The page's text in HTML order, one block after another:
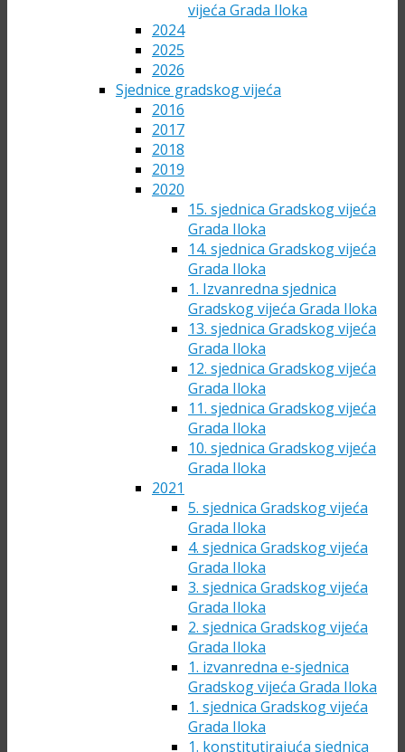
vijeća Grada Iloka
2024
2025
2026
Sjednice gradskog vijeća
2016
2017
2018
2019
2020
15. sjednica Gradskog vijeća
Grada Iloka
14. sjednica Gradskog vijeća
Grada Iloka
1. Izvanredna sjednica
Gradskog vijeća Grada Iloka
13. sjednica Gradskog vijeća
Grada Iloka
12. sjednica Gradskog vijeća
Grada Iloka
11. sjednica Gradskog vijeća
Grada Iloka
10. sjednica Gradskog vijeća
Grada Iloka
2021
5. sjednica Gradskog vijeća
Grada Iloka
4. sjednica Gradskog vijeća
Grada Iloka
3. sjednica Gradskog vijeća
Grada Iloka
2. sjednica Gradskog vijeća
Grada Iloka
1. izvanredna e-sjednica
Gradskog vijeća Grada Iloka
1. sjednica Gradskog vijeća
Grada Iloka
1. konstitutirajuća sjednica